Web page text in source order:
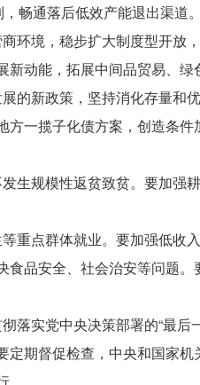
畅通落后低效产能退出渠道。
境，稳步扩大制度型开放，
动能，拓展中间品贸易、绿
新政策，坚持消化存量和
一揽子化债方案，创造条
规模性返贫致贫。要加强
点群体就业。要加强低收
品安全、社会治安等问题
实党中央决策部署的“最后
期督促检查，中央和国家